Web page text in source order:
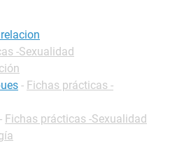
-Sexualidad
- Fichas prácticas -
- Fichas prácticas -Sexualidad